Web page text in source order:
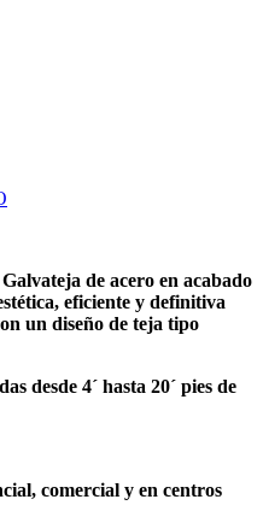
de acero en acabado
eficiente y definitiva
un diseño de teja tipo
desde 4´ hasta 20´ pies de
comercial y en centros